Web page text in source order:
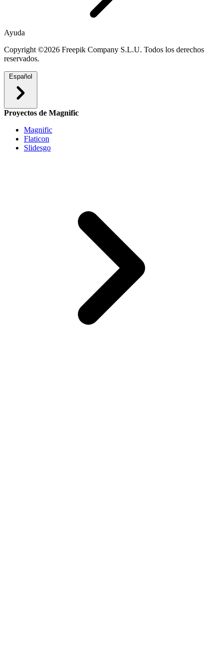
Ayuda
Copyright ©2026 Freepik Company S.L.U. Todos los derechos
reservados.
Español
Proyectos de Magnific
Magnific
Flaticon
Slidesgo